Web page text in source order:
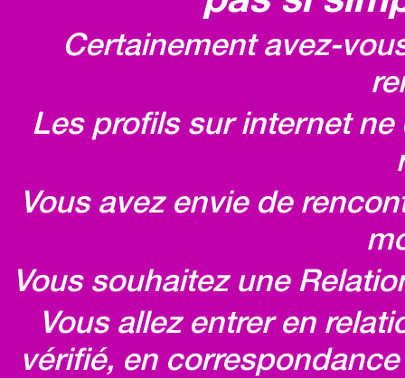
Certainement avez-
Les profils sur internet
Vous avez envie de
Vous souhaitez une
Vous allez entrer en
vérifié, en